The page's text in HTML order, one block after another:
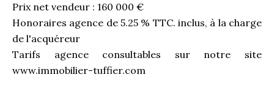
Prix net vendeur : 160 000 €
Honoraires agence de 5.25 % TTC. inclus, à la charge
de l'acquéreur
Tarifs agence consultables sur notre site
www.immobilier-tuffier.com